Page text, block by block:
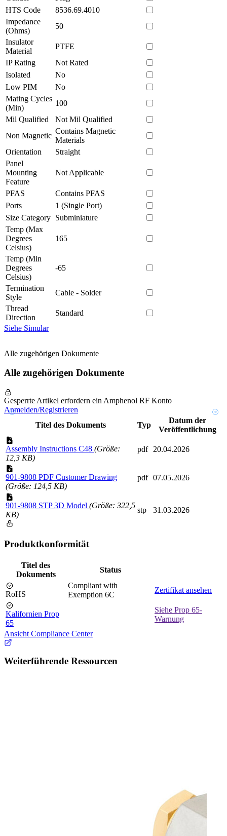
HTS Code
8536.69.4010
Impedance
(Ohms)
50
Insulator
Material
PTFE
IP Rating
Not Rated
Isolated
No
Low PIM
No
Mating Cycles
(Min)
100
Mil Qualified
Not Mil Qualified
Non Magnetic
Contains Magnetic
Materials
Orientation
Straight
Panel
Mounting
Feature
Not Applicable
PFAS
Contains PFAS
Ports
1 (Single Port)
Size Category Subminiature
Temp (Max
Degrees
Celsius)
165
Temp (Min
Degrees
Celsius)
-65
Termination
Style
Cable - Solder
Thread
Direction
Standard
Siehe Simular
Alle zugehörigen Dokumente
Alle zugehörigen Dokumente
Gesperrte Artikel erfordern ein Amphenol RF Konto
Anmelden/Registrieren
Titel des Dokuments
Typ
Datum der
Veröffentlichung
Assembly Instructions C48 (Größe:
12,3 KB)
pdf 20.04.2026
901-9808 PDF Customer Drawing
(Größe: 124,5 KB)
pdf 07.05.2026
901-9808 STP 3D Model (Größe: 322,5
KB)
stp 31.03.2026
Produktkonformität
Titel des
Dokuments
Status
RoHS
Compliant with
Exemption 6C
Zertifikat ansehen
Kalifornien Prop
65
Siehe Prop 65-
Warnung
Ansicht Compliance Center
Weiterführende Ressourcen